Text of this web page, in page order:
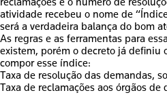
atividade recebeu o nome de “
será a verdadeira balança do bom
As regras e as ferramentas para
existem, porém o decreto já definiu
compor esse índice:
Taxa de resolução das demandas,
Taxa de reclamações aos órgãos